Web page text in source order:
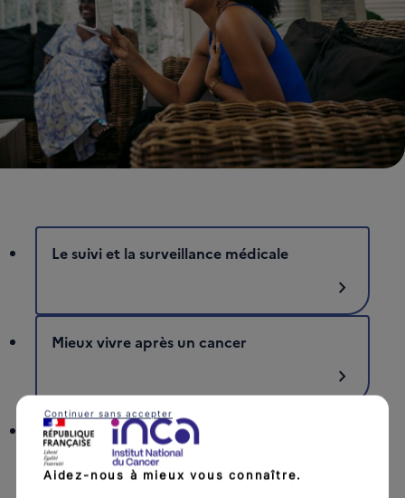
Le suivi et la surveillance médicale
chevron_right
Mieux vivre après un cancer
chevron_right
Emprunter après un cancer
Aidez-nous à mieux vous connaître.
Continuer sans accepter